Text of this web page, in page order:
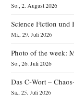
So., 2. August 2026
Science Fiction und
Mi., 29. Juli 2026
Photo of the week:
So., 26. Juli 2026
Das C‑Wort –
Sa., 25. Juli 2026